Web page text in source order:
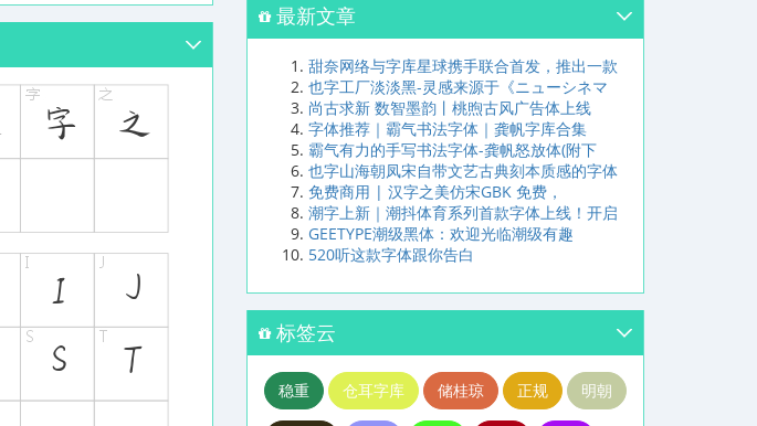
最新文章
甜奈网络与字库星球携手联合首发，推出一款
也字工厂淡淡黑-灵感来源于《ニューシネマ
尚古求新 数智墨韵丨桃煦古风广告体上线
字体推荐｜霸气书法字体｜龚帆字库合集
霸气有力的手写书法字体-龚帆怒放体(附下
也字山海朝凤宋自带文艺古典刻本质感的字体
免费商用 | 汉字之美仿宋GBK 免费，
潮字上新｜潮抖体育系列首款字体上线！开启
GEETYPE潮级黑体：欢迎光临潮级有趣
520听这款字体跟你告白
标签云
稳重 仓耳字库 储桂琼 正规 明朝